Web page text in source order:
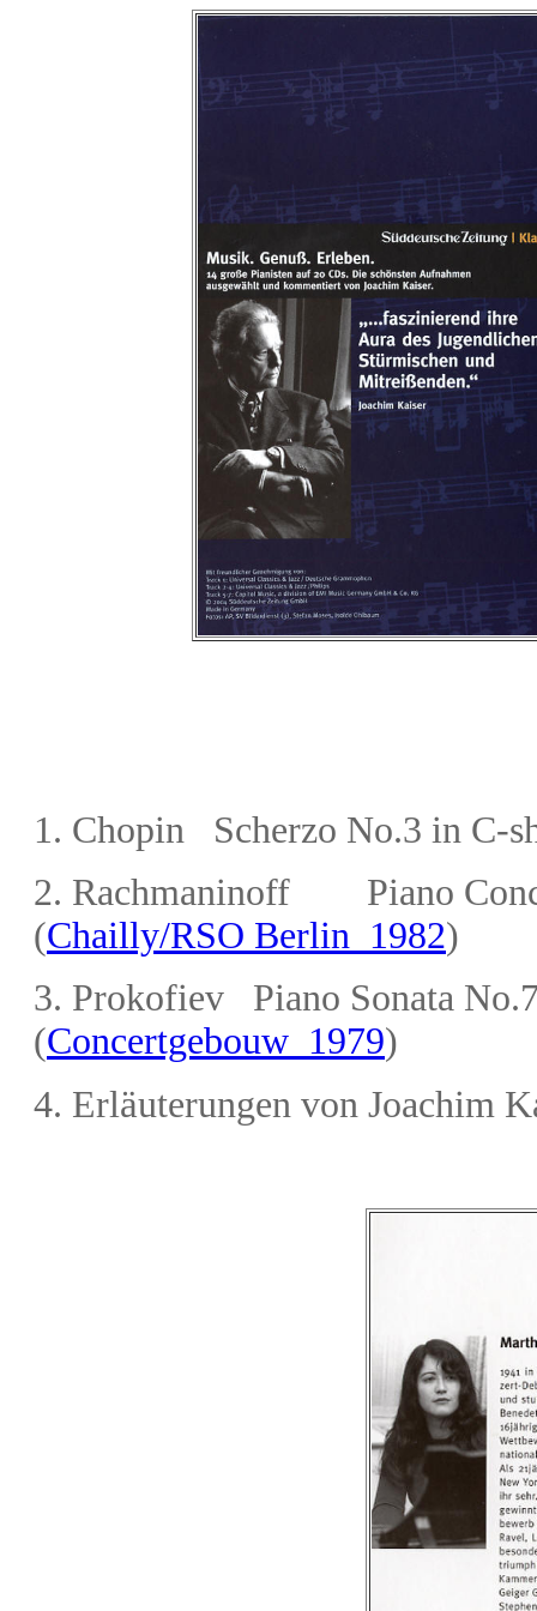
1. Chopin Scherzo No.3 in C-
2. Rachmaninoff Piano
(Chailly/RSO Berlin 1982)
3. Prokofiev Piano Sonata
(Concertgebouw 1979)
4. Erläuterungen von Joachim